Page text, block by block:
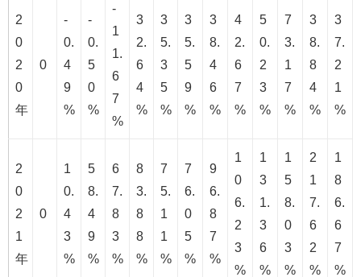
2
0
2
0
年
0
-
0.
4
9
%
-
0.
5
0
%
-
1
1.
6
7
%
3
2.
6
4
%
3
5.
3
5
%
3
5.
5
9
%
3
8.
4
6
%
4
2.
6
7
%
5
0.
2
3
%
7
3.
1
7
%
3
8.
8
4
%
3
7.
2
1
%
2
0
2
1
年
0
1
0.
4
3
%
5
8.
4
9
%
6
7.
8
3
%
8
3.
8
8
%
7
5.
1
1
%
7
6.
0
5
%
9
6.
8
7
%
1
0
6.
2
3
%
1
3
1.
3
6
%
1
5
8.
0
3
%
2
1
7.
6
2
%
1
8
6.
6
7
%